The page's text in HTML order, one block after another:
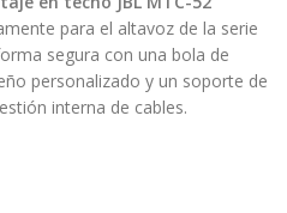
para el altavoz de la serie
segura con una bola de
personalizado y un soporte de
interna de cables.